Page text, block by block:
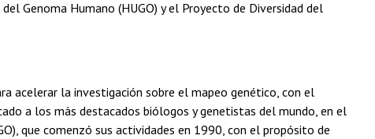
Genoma Humano (HUGO) y el Proyecto de Diversidad del
acelerar la investigación sobre el mapeo genético, con el
a los más destacados biólogos y genetistas del mundo, en el
que comenzó sus actividades en 1990, con el propósito de